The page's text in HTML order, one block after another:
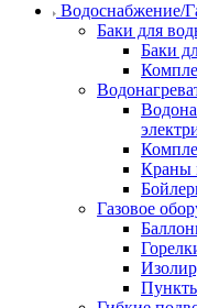
Водоснабжение/
Баки для
Баки
Краны
Газовое